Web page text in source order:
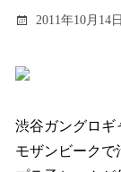
2011年10月14日
渋谷ガングロギ
モザンビークで